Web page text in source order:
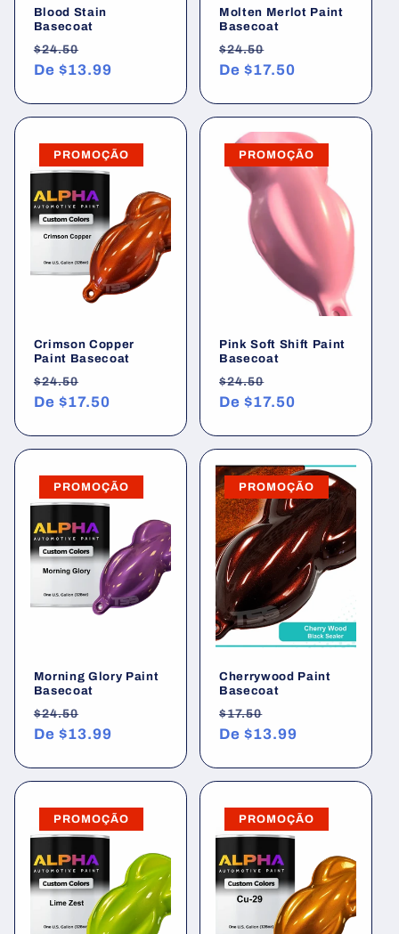
Blood Stain
Basecoat
Preço
normal
$24.50
promocional
De $13.99
Molten Merlot Paint
Basecoat
Preço
normal
$24.50
promocional
De$17.50
PROMOÇÃO
Crimson Copper
Paint Basecoat
Preço
normal
$24.50
promocional
De $17.50
PROMOÇÃO
Pink Soft Shift Paint
Basecoat
Preço
normal
$24.50
promocional
De$17.50
PROMOÇÃO
Morning Glory Paint
Basecoat
Preço
normal
$24.50
promocional
De $13.99
PROMOÇÃO
Cherrywood Paint
Basecoat
Preço
normal
$17.50
promocional
De$13.99
PROMOÇÃO PROMOÇÃO